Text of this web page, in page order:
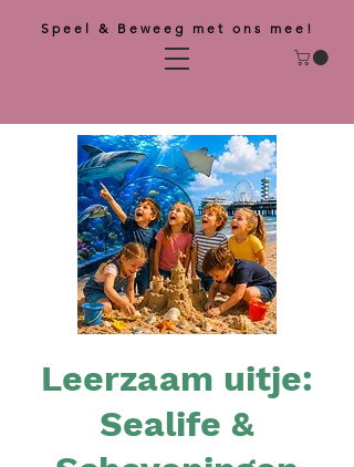
Speel & Beweeg met ons mee!
Leerzaam uitje:
Sealife &